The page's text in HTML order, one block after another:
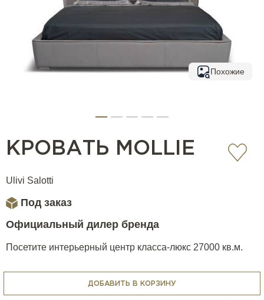
Похожие
КРОВАТЬ MOLLIE
Ulivi Salotti
Под заказ
Официальный дилер бренда
Посетите интерьерный центр класса-люкс 27000 кв.м.
ДОБАВИТЬ В КОРЗИНУ